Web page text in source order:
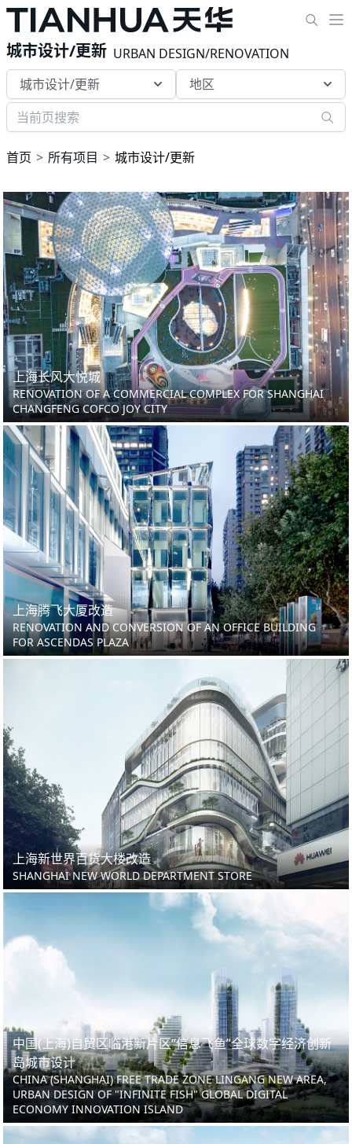
城市设计/更新 URBAN DESIGN/RENOVATION
城市设计/更新
地区
首页 所有项目 城市设计/更新
上海长风大悦城
RENOVATION OF A COMMERCIAL COMPLEX FOR SHANGHAI
CHANGFENG COFCO JOY CITY
上海腾飞大厦改造
RENOVATION AND CONVERSION OF AN OFFICE BUILDING
FOR ASCENDAS PLAZA
上海新世界百货大楼改造
SHANGHAI NEW WORLD DEPARTMENT STORE
中国(上海)自贸区临港新片区“信息飞鱼”全球数字经济创新
岛城市设计
CHINA (SHANGHAI) FREE TRADE ZONE LINGANG NEW AREA,
URBAN DESIGN OF "INFINITE FISH" GLOBAL DIGITAL
ECONOMY INNOVATION ISLAND